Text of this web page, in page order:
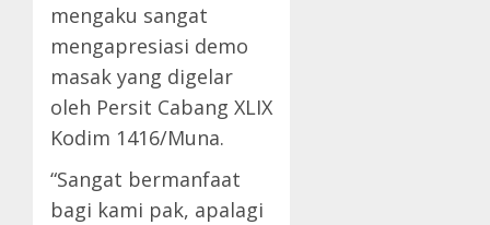
mengaku sangat
mengapresiasi demo
masak yang digelar
oleh Persit Cabang XLIX
Kodim 1416/Muna.
“Sangat bermanfaat
bagi kami pak, apalagi